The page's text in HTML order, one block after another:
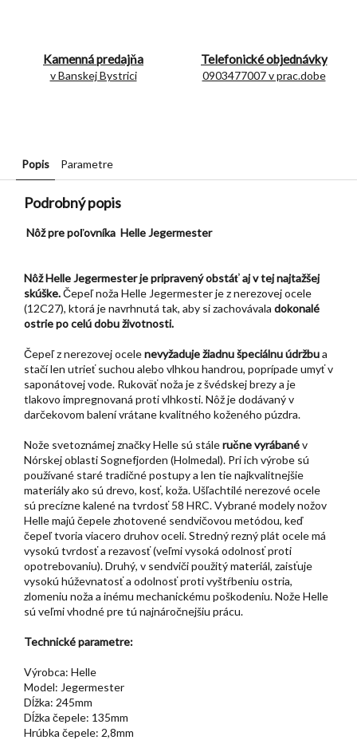
Kamenná predajňa
v Banskej Bystrici
Telefonické objednávky
0903477007 v prac.dobe
Popis Parametre
Podrobný popis
Nôž pre poľovníka Helle Jegermester
Nôž Helle Jegermester je pripravený obstáť aj v tej najtažšej
skúške.Čepeľ noža Helle Jegermester je z nerezovej ocele
(12C27), ktorá je navrhnutá tak, aby si zachovávala dokonalé
ostrie po celú dobu životnosti.
Čepeľ z nerezovej ocelenevyžaduje žiadnu špeciálnu údržbua
stačí len utrieť suchou alebo vlhkou handrou, poprípade umyť v
saponátovej vode. Rukoväť noža je z švédskej brezy a je
tlakovo impregnovaná proti vlhkosti. Nôž je dodávaný v
darčekovom balení vrátane kvalitného koženého púzdra.
Nože svetoznámej značky Helle sú stáleručne vyrábanév
Nórskej oblasti Sognefjorden (Holmedal). Pri ich výrobe sú
používané staré tradičné postupy a len tie najkvalitnejšie
materiály ako sú drevo, kosť, koža. Ušľachtilé nerezové ocele
sú precízne kalené na tvrdosť 58 HRC. Vybrané modely nožov
Helle majú čepele zhotovené sendvičovou metódou, keď
čepeľ tvoria viacero druhov oceli. Stredný rezný plát ocele má
vysokú tvrdosť a rezavosť (veľmi vysoká odolnosť proti
opotrebovaniu). Druhý, v sendviči použitý materiál, zaisťuje
vysokú húževnatosť a odolnosť proti vyštŕbeniu ostria,
zlomeniu noža a inému mechanickému poškodeniu. Nože Helle
sú veľmi vhodné pre tú najnáročnejšiu prácu.
Technické parametre:
Výrobca: Helle
Model: Jegermester
Dĺžka: 245mm
Dĺžka čepele: 135mm
Hrúbka čepele: 2,8mm